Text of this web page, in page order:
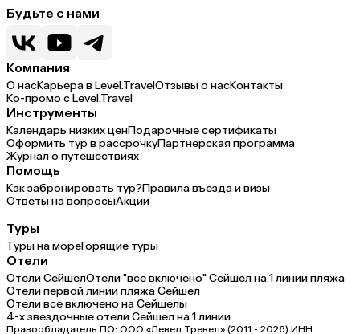
Будьте с нами
Компания
О насКарьера в Level.TravelОтзывы о насКонтакты
Ко-промо с Level.Travel
Инструменты
Календарь низких ценПодарочные сертификаты
Оформить тур в рассрочкуПартнерская программа
Журнал о путешествиях
Помощь
Как забронировать тур?Правила въезда и визы
Ответы на вопросыАкции
Туры
Туры на мореГорящие туры
Отели
Отели СейшелОтели "все включено" Сейшел на 1 линии пляжа
Отели первой линии пляжа Сейшел
Отели все включено на Сейшелы
4-х звездочные отели Сейшел на 1 линии
Правообладатель ПО: ООО «Левел Тревел» (2011 - 2026) ИНН